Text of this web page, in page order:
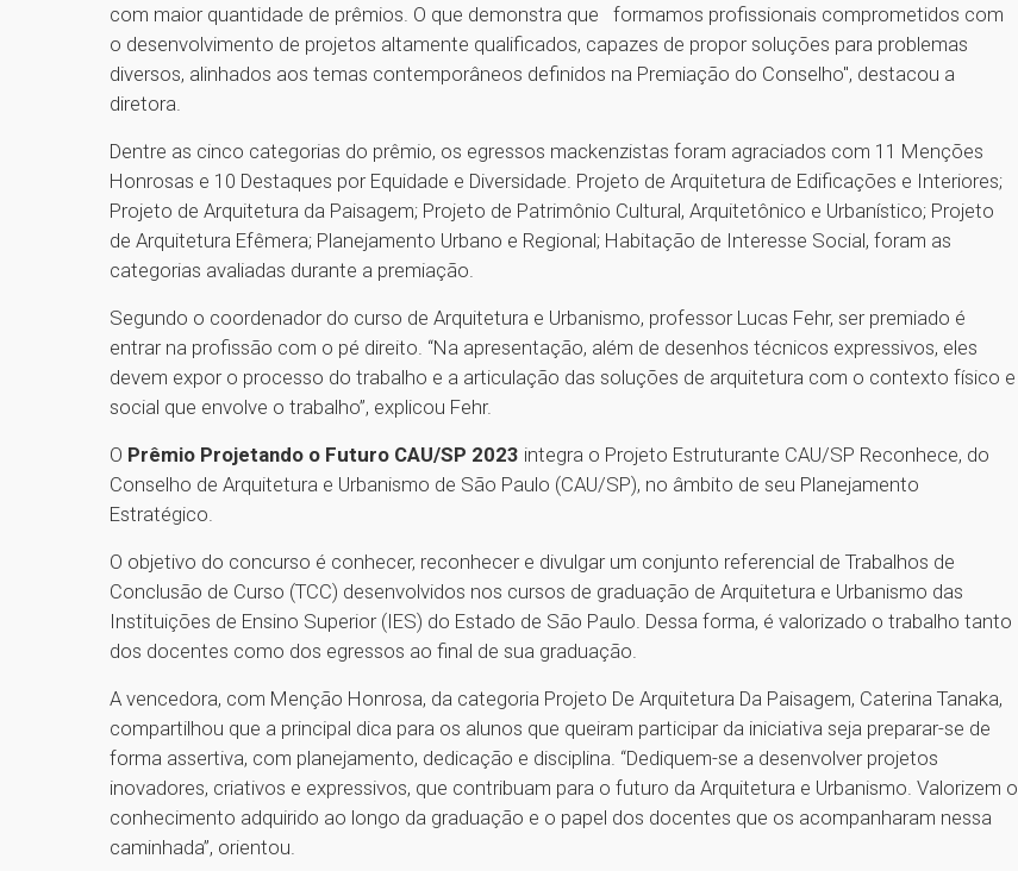
com maior quantidade de prêmios. O que demonstra que formamos profissionais comprometidos com
o desenvolvimento de projetos altamente qualificados, capazes de propor soluções para problemas
diversos, alinhados aos temas contemporâneos definidos na Premiação do Conselho", destacou a
diretora.
Dentre as cinco categorias do prêmio, os egressos mackenzistas foram agraciados com 11 Menções
Honrosas e 10 Destaques por Equidade e Diversidade. Projeto de Arquitetura de Edificações e Interiores;
Projeto de Arquitetura da Paisagem; Projeto de Patrimônio Cultural, Arquitetônico e Urbanístico; Projeto
de Arquitetura Efêmera; Planejamento Urbano e Regional; Habitação de Interesse Social, foram as
categorias avaliadas durante a premiação.
Segundo o coordenador do curso de Arquitetura e Urbanismo, professor Lucas Fehr, ser premiado é
entrar na profissão com o pé direito. “Na apresentação, além de desenhos técnicos expressivos, eles
devem expor o processo do trabalho e a articulação das soluções de arquitetura com o contexto físico e
social que envolve o trabalho”, explicou Fehr.
O Prêmio Projetando o Futuro CAU/SP 2023 integra o Projeto Estruturante CAU/SP Reconhece, do
Conselho de Arquitetura e Urbanismo de São Paulo (CAU/SP), no âmbito de seu Planejamento
Estratégico.
O objetivo do concurso é conhecer, reconhecer e divulgar um conjunto referencial de Trabalhos de
Conclusão de Curso (TCC) desenvolvidos nos cursos de graduação de Arquitetura e Urbanismo das
Instituições de Ensino Superior (IES) do Estado de São Paulo. Dessa forma, é valorizado o trabalho tanto
dos docentes como dos egressos ao final de sua graduação.
A vencedora, com Menção Honrosa, da categoria Projeto De Arquitetura Da Paisagem, Caterina Tanaka,
compartilhou que a principal dica para os alunos que queiram participar da iniciativa seja preparar-se de
forma assertiva, com planejamento, dedicação e disciplina. “Dediquem-se a desenvolver projetos
inovadores, criativos e expressivos, que contribuam para o futuro da Arquitetura e Urbanismo. Valorizem o
conhecimento adquirido ao longo da graduação e o papel dos docentes que os acompanharam nessa
caminhada”, orientou.